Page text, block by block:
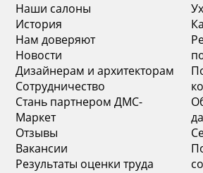
Наши салоны
История
Нам доверяют
Новости
Дизайнерам и архитекторам
Сотрудничество
Стань партнером ДМС-
Маркет
Отзывы
Вакансии
Результаты оценки труда